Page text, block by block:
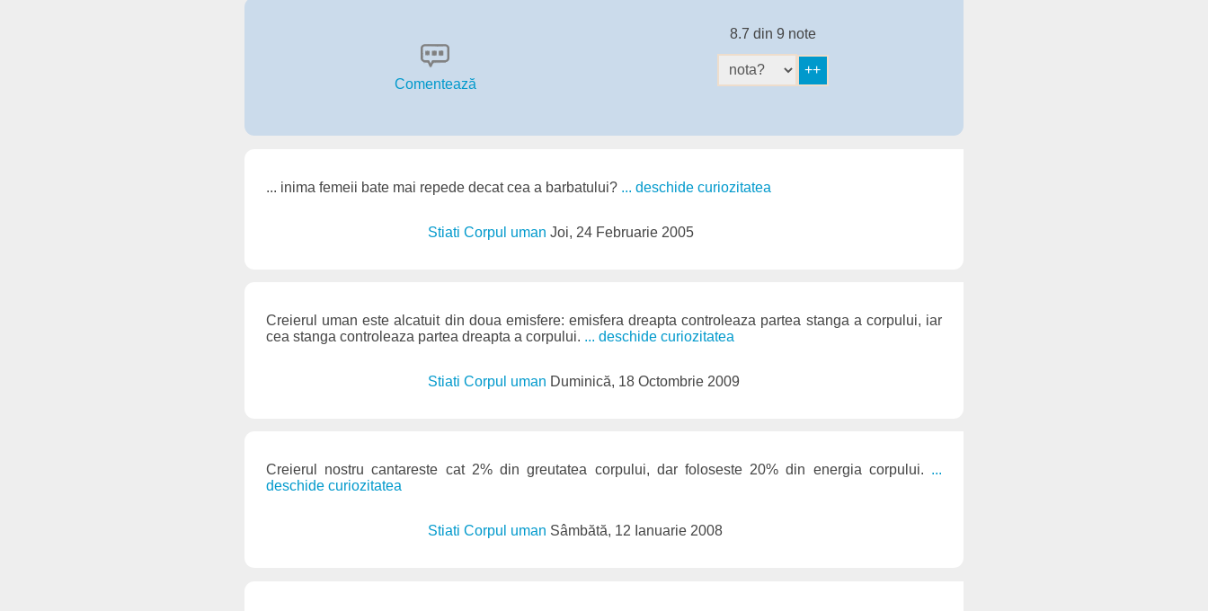
Comentează
8.7 din 9 note
... inima femeii bate mai repede decat cea a barbatului? ... deschide curiozitatea
Stiati Corpul umanJoi, 24 Februarie 2005
Creierul uman este alcatuit din doua emisfere: emisfera dreapta controleaza partea stanga a corpului, iar
cea stanga controleaza partea dreapta a corpului. ... deschide curiozitatea
Stiati Corpul uman Duminică, 18 Octombrie 2009
Creierul nostru cantareste cat 2% din greutatea corpului, dar foloseste 20% din energia corpului. ...
deschide curiozitatea
Stiati Corpul uman Sâmbătă, 12 Ianuarie 2008